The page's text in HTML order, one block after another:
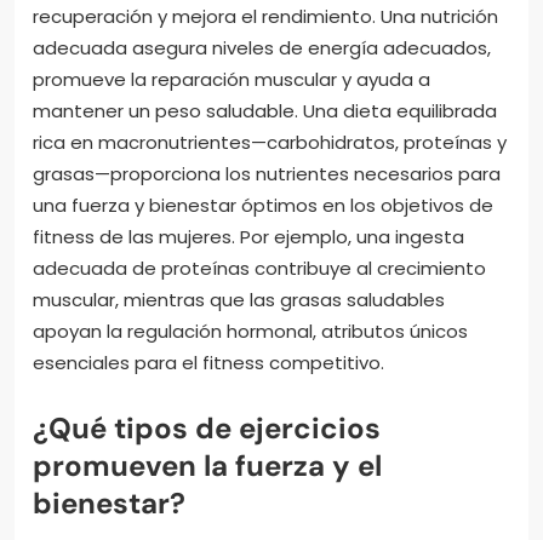
recuperación y mejora el rendimiento. Una nutrición
adecuada asegura niveles de energía adecuados,
promueve la reparación muscular y ayuda a
mantener un peso saludable. Una dieta equilibrada
rica en macronutrientes—carbohidratos, proteínas y
grasas—proporciona los nutrientes necesarios para
una fuerza y bienestar óptimos en los objetivos de
fitness de las mujeres. Por ejemplo, una ingesta
adecuada de proteínas contribuye al crecimiento
muscular, mientras que las grasas saludables
apoyan la regulación hormonal, atributos únicos
esenciales para el fitness competitivo.
¿Qué tipos de ejercicios
promueven la fuerza y el
bienestar?